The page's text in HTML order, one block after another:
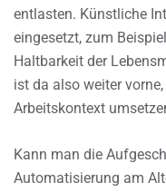
entlasten. Künstliche
eingesetzt, zum
Haltbarkeit der
ist da also weiter
Arbeitskontext
Kann man die
Automatisierung am